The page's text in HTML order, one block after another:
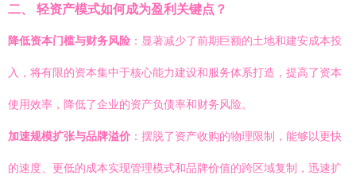
二、 轻资产模式如何成为盈利关键点？
降低资本门槛与财务风险 ：显著减少了前期巨额的土地和建安成本投
入，将有限的资本集中于核心能力建设和服务体系打造，提高了资本
使用效率，降低了企业的资产负债率和财务风险。
加速规模扩张与品牌溢价 ：摆脱了资产收购的物理限制，能够以更快
的速度、更低的成本实现管理模式和品牌价值的跨区域复制，迅速扩